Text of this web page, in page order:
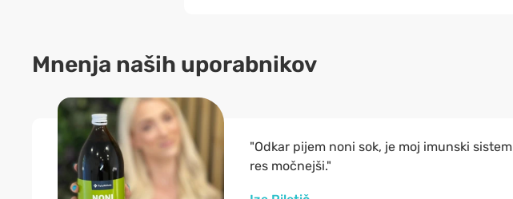
Mnenja naših uporabnikov
"Odkar pijem noni sok, je moj imunski sistem
res močnejši."